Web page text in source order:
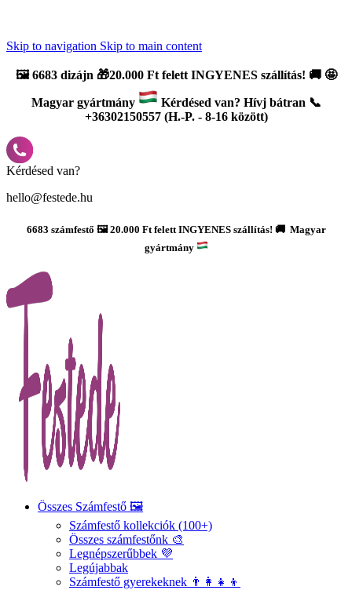
Skip to navigation Skip to main content
🖼️6683 dizájn 🎁20.000 Ft felett INGYENES szállítás! 🚚 🤩
Magyar gyártmány
Kérdésed van? Hívj bátran 📞
+36302150557 (H.-P. - 8-16 között)
Kérdésed van?
hello@festede.hu
6683 számfestő 🖼️ 20.000 Ft felett INGYENES szállítás! 🚚 Magyar
gyártmány
Összes Számfestő 🖼️
Számfestő kollekciók (100+)
Összes számfestőnk 🎨
Legnépszerűbbek 💜
Legújabbak
Számfestő gyerekeknek 👨‍👩‍👧‍👦